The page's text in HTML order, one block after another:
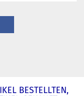
BESTELLTEN,